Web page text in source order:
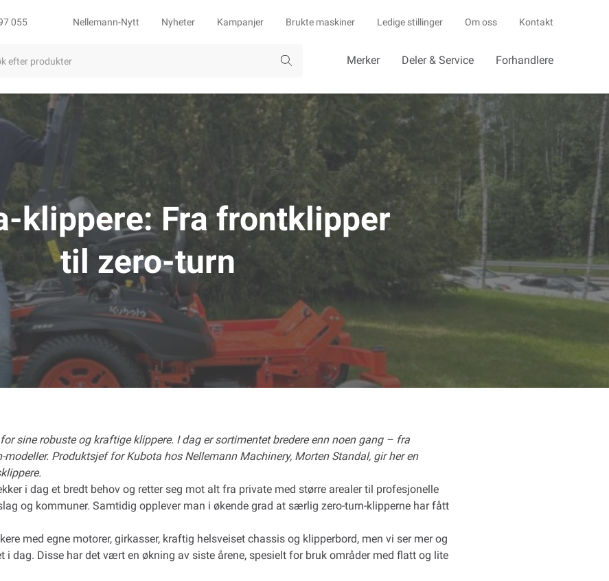
055 Nellemann-Nytt Nyheter Kampanjer Brukte maskiner Ledige stillinger Om oss Kontakt
Merker Deler & Service Forhandlere
klippere: Fra frontklipper
til zero-turn
sine robuste og kraftige klippere. I dag er sortimentet bredere enn noen gang – fra
Produktsjef for Kubota hos Nellemann Machinery, Morten Standal, gir her en
i dag et bredt behov og retter seg mot alt fra private med større arealer til profesjonelle
og kommuner. Samtidig opplever man i økende grad at særlig zero-turn-klipperne har fått
med egne motorer, girkasser, kraftig helsveiset chassis og klipperbord, men vi ser mer og
i dag. Disse har det vært en økning av siste årene, spesielt for bruk områder med flatt og lite